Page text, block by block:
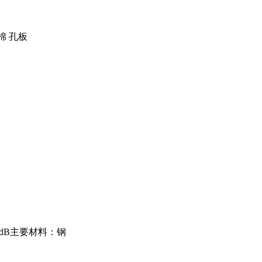
孔板
主要材料：钢